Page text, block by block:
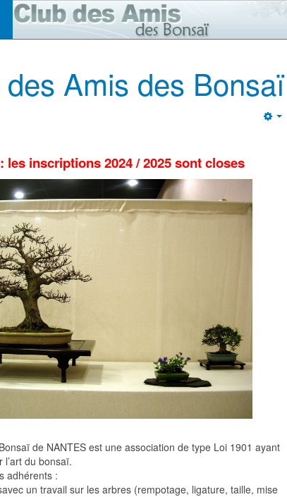
Amis des Bonsaï
les inscriptions2024 / 2025 sont closes
de NANTES est une association de type Loi 1901 ayant
du bonsaï.
adhérents :
un travail sur les arbres (rempotage, ligature, taille, mise